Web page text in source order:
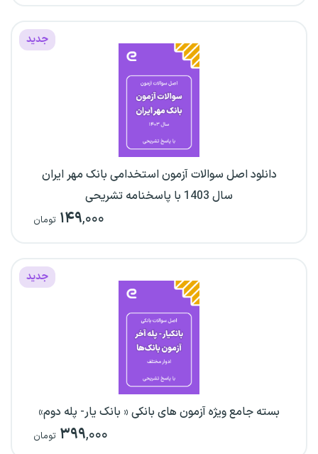
جدید
دانلود اصل سوالات آزمون استخدامی بانک مهر ایران
سال 1403 با پاسخنامه تشریحی
۱۴۹,۰۰۰ تومان
جدید
بسته جامع ویژه آزمون های بانکی « بانک یار- پله دوم»
۳۹۹,۰۰۰ تومان